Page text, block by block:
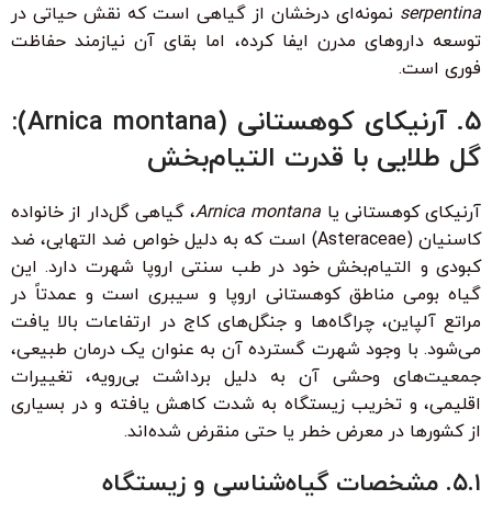
serpentina نمونه‌ای درخشان از گیاهی است که نقش حیاتی در
توسعه داروهای مدرن ایفا کرده، اما بقای آن نیازمند حفاظت
فوری است.
۵. آرنیکای کوهستانی (Arnica montana):
گل طلایی با قدرت التیام‌بخش
آرنیکای کوهستانی یا Arnica montana، گیاهی گل‌دار از خانواده
کاسنیان (Asteraceae) است که به دلیل خواص ضد التهابی، ضد
کبودی و التیام‌بخش خود در طب سنتی اروپا شهرت دارد. این
گیاه بومی مناطق کوهستانی اروپا و سیبری است و عمدتاً در
مراتع آلپاین، چراگاه‌ها و جنگل‌های کاج در ارتفاعات بالا یافت
می‌شود. با وجود شهرت گسترده آن به عنوان یک درمان طبیعی،
جمعیت‌های وحشی آن به دلیل برداشت بی‌رویه، تغییرات
اقلیمی، و تخریب زیستگاه به شدت کاهش یافته و در بسیاری
از کشورها در معرض خطر یا حتی منقرض شده‌اند.
۵.۱. مشخصات گیاه‌شناسی و زیستگاه